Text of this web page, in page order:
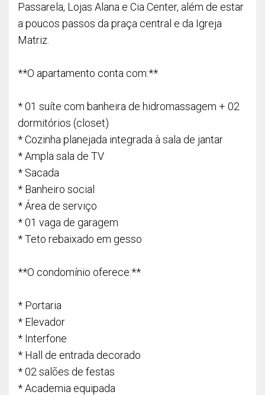
Passarela, Lojas Alana e Cia Center, além de estar
a poucos passos da praça central e da Igreja
Matriz.
**O apartamento conta com:**
* 01 suíte com banheira de hidromassagem + 02
dormitórios (closet)
* Cozinha planejada integrada à sala de jantar
* Ampla sala de TV
* Sacada
* Banheiro social
* Área de serviço
* 01 vaga de garagem
* Teto rebaixado em gesso
**O condomínio oferece:**
* Portaria
* Elevador
* Interfone
* Hall de entrada decorado
* 02 salões de festas
* Academia equipada